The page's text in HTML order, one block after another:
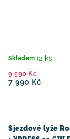
Skladem (2 ks)
7 990 Kč
9 990 Kč
Sjezdové lyže